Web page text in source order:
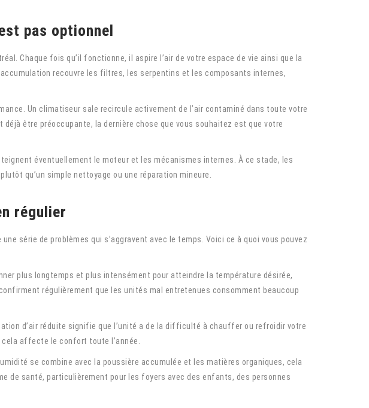
pas optionnel
Chaque fois qu’il fonctionne, il aspire l’air de votre espace de vie ainsi que la
recouvre les filtres, les serpentins et les composants internes,
Un climatiseur sale recircule activement de l’air contaminé dans toute votre
être préoccupante, la dernière chose que vous souhaitez est que votre
éventuellement le moteur et les mécanismes internes. À ce stade, les
qu’un simple nettoyage ou une réparation mineure.
régulier
série de problèmes qui s’aggravent avec le temps. Voici ce à quoi vous pouvez
plus longtemps et plus intensément pour atteindre la température désirée,
régulièrement que les unités mal entretenues consomment beaucoup
d’air réduite signifie que l’unité a de la difficulté à chauffer ou refroidir votre
affecte le confort toute l’année.
se combine avec la poussière accumulée et les matières organiques, cela
de santé, particulièrement pour les foyers avec des enfants, des personnes